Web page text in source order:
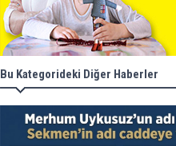
Bu Kategorideki Diğer Haberler